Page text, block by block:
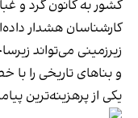
کشور به کانون گرد و
کارشناسان هشدار
زیرزمینی می‌تواند
و بناهای تاریخی را با
یکی از پرهزینه‌ترین